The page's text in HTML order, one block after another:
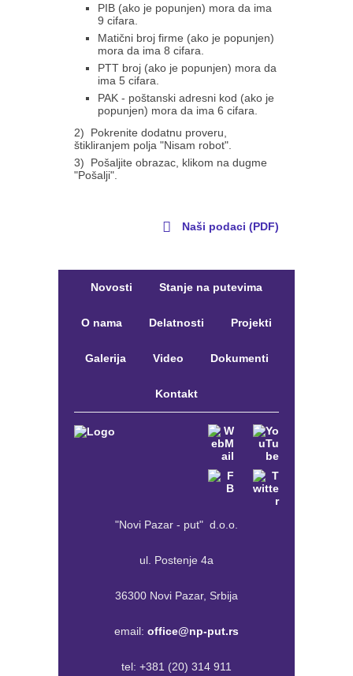
PIB (ako je popunjen) mora da ima
9 cifara.
Matični broj firme (ako je popunjen)
mora da ima 8 cifara.
PTT broj (ako je popunjen) mora da
ima 5 cifara.
PAK - poštanski adresni kod (ako je
popunjen) mora da ima 6 cifara.
2) Pokrenite dodatnu proveru,
štikliranjem polja "Nisam robot".
3) Pošaljite obrazac, klikom na dugme
"Pošalji".
Naši podaci (PDF)
Novosti Stanje na putevima
O nama Delatnosti Projekti
Galerija Video Dokumenti
Kontakt
"Novi Pazar - put" d.o.o.
ul. Postenje 4a
36300 Novi Pazar, Srbija
email: office@np-put.rs
tel: +381 (20) 314 911